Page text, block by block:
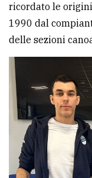
ricordato le
1990 dal
delle sezioni